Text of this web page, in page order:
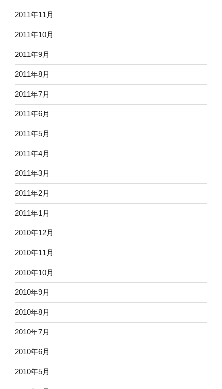
2011年11月
2011年10月
2011年9月
2011年8月
2011年7月
2011年6月
2011年5月
2011年4月
2011年3月
2011年2月
2011年1月
2010年12月
2010年11月
2010年10月
2010年9月
2010年8月
2010年7月
2010年6月
2010年5月